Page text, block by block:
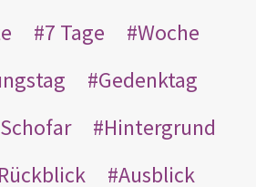
7 Tage
Woche
Gedenktag
Schofar
Hintergrund
Rückblick
Ausblick